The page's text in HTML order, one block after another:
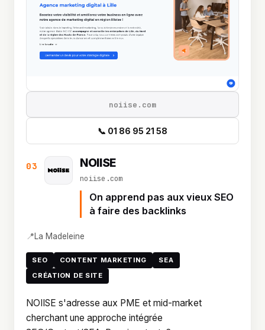
03 NOIISE
noiise.com
On apprend pas aux vieux SEO
à faire des backlinks
📍La Madeleine
SEO CONTENT MARKETING
SEA
CRÉATION DE SITE
NOIISE s'adresse aux PME et mid-market
cherchant une approche intégrée
noiise.com
📞 01 86 95 21 58